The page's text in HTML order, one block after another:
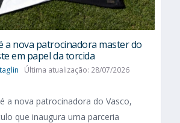
a nova patrocinadora master do
em papel da torcida
Última atualização: 28/07/2026
a nova patrocinadora do Vasco,
que inaugura uma parceria